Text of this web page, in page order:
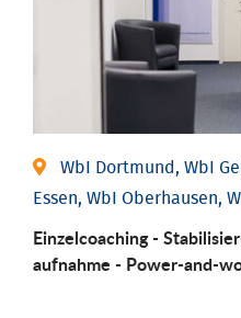
WbI Dortmund, WbI
Essen, WbI Oberhausen,
Einzel­coaching -
aufnahme - Power-and-